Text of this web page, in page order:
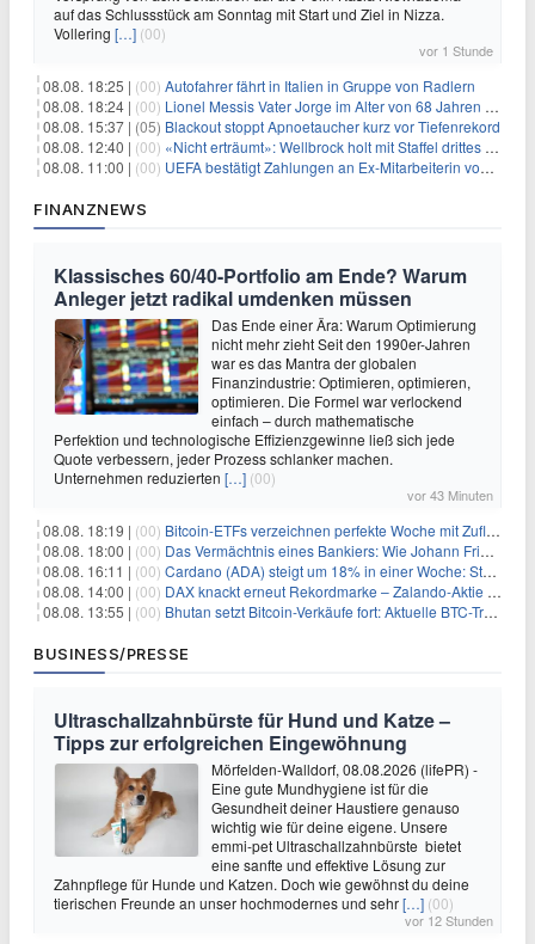
auf das Schlussstück am Sonntag mit Start und Ziel in Nizza.
Vollering […] (00)
vor 1 Stunde
08.08. 18:25 | (00) Autofahrer fährt in Italien in Gruppe von Radlern
08.08. 18:24 | (00) Lionel Messis Vater Jorge im Alter von 68 Jahren gestorben
08.08. 15:37 | (05) Blackout stoppt Apnoetaucher kurz vor Tiefenrekord
08.08. 12:40 | (00) «Nicht erträumt»: Wellbrock holt mit Staffel drittes EM-Gold
08.08. 11:00 | (00) UEFA bestätigt Zahlungen an Ex-Mitarbeiterin von Infantino
FINANZNEWS
Klassisches 60/40-Portfolio am Ende? Warum
Anleger jetzt radikal umdenken müssen
Das Ende einer Ära: Warum Optimierung
nicht mehr zieht Seit den 1990er-Jahren
war es das Mantra der globalen
Finanzindustrie: Optimieren, optimieren,
optimieren. Die Formel war verlockend
einfach – durch mathematische
Perfektion und technologische Effizienzgewinne ließ sich jede
Quote verbessern, jeder Prozess schlanker machen.
Unternehmen reduzierten […] (00)
vor 43 Minuten
08.08. 18:19 | (00) Bitcoin-ETFs verzeichnen perfekte Woche mit Zuflüssen auf 3-Monats-Hoch
08.08. 18:00 | (00) Das Vermächtnis eines Bankiers: Wie Johann Friedrich Städel sein Imperium unsterblich machte
08.08. 16:11 | (00) Cardano (ADA) steigt um 18% in einer Woche: Steht ein Kurs von $0,30 bevor?
08.08. 14:00 | (00) DAX knackt erneut Rekordmarke – Zalando-Aktie crasht nach Quartalszahlen
08.08. 13:55 | (00) Bhutan setzt Bitcoin-Verkäufe fort: Aktuelle BTC-Transaktionen
BUSINESS/PRESSE
Ultraschallzahnbürste für Hund und Katze –
Tipps zur erfolgreichen Eingewöhnung
Mörfelden-Walldorf, 08.08.2026 (lifePR) -
Eine gute Mundhygiene ist für die
Gesundheit deiner Haustiere genauso
wichtig wie für deine eigene. Unsere
emmi-pet Ultraschallzahnbürste bietet
eine sanfte und effektive Lösung zur
Zahnpflege für Hunde und Katzen. Doch wie gewöhnst du deine
tierischen Freunde an unser hochmodernes und sehr[…] (00)
vor 12 Stunden